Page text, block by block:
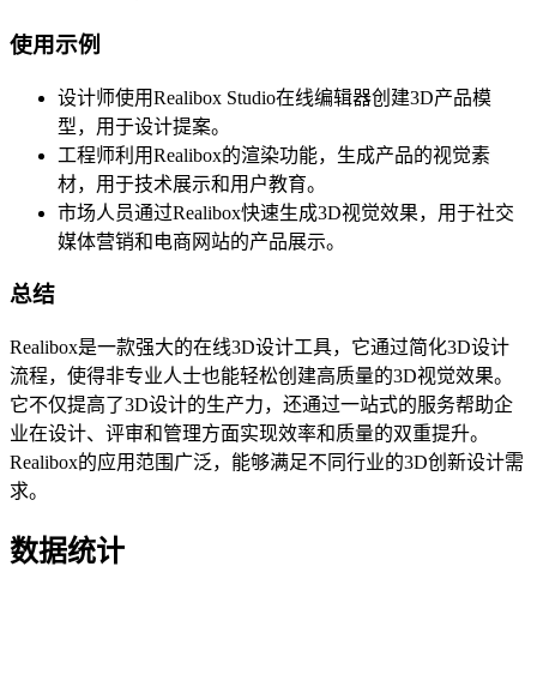
使用示例
设计师使用Realibox Studio在线编辑器创建3D产品模
型，用于设计提案。
工程师利用Realibox的渲染功能，生成产品的视觉素
材，用于技术展示和用户教育。
市场人员通过Realibox快速生成3D视觉效果，用于社交
媒体营销和电商网站的产品展示。
总结
Realibox是一款强大的在线3D设计工具，它通过简化3D设计
流程，使得非专业人士也能轻松创建高质量的3D视觉效果。
它不仅提高了3D设计的生产力，还通过一站式的服务帮助企
业在设计、评审和管理方面实现效率和质量的双重提升。
Realibox的应用范围广泛，能够满足不同行业的3D创新设计需
求。
数据统计